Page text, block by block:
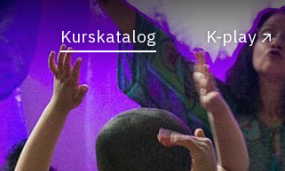
Kurskatalog K-play